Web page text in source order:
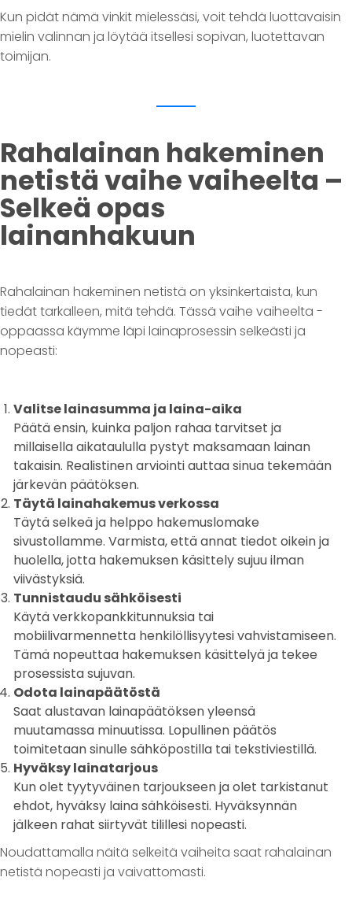
Kun pidät nämä vinkit mielessäsi, voit tehdä luottavaisin
mielin valinnan ja löytää itsellesi sopivan, luotettavan
toimijan.
Rahalainan hakeminen
netistä vaihe vaiheelta –
Selkeä opas
lainanhakuun
Rahalainan hakeminen netistä on yksinkertaista, kun
tiedät tarkalleen, mitä tehdä. Tässä vaihe vaiheelta -
oppaassa käymme läpi lainaprosessin selkeästi ja
nopeasti:
Valitse lainasumma ja laina-aika
Päätä ensin, kuinka paljon rahaa tarvitset ja
millaisella aikataululla pystyt maksamaan lainan
takaisin. Realistinen arviointi auttaa sinua tekemään
järkevän päätöksen.
Täytä lainahakemus verkossa
Täytä selkeä ja helppo hakemuslomake
sivustollamme. Varmista, että annat tiedot oikein ja
huolella, jotta hakemuksen käsittely sujuu ilman
viivästyksiä.
Tunnistaudu sähköisesti
Käytä verkkopankkitunnuksia tai
mobiilivarmennetta henkilöllisyytesi vahvistamiseen.
Tämä nopeuttaa hakemuksen käsittelyä ja tekee
prosessista sujuvan.
Odota lainapäätöstä
Saat alustavan lainapäätöksen yleensä
muutamassa minuutissa. Lopullinen päätös
toimitetaan sinulle sähköpostilla tai tekstiviestillä.
Hyväksy lainatarjous
Kun olet tyytyväinen tarjoukseen ja olet tarkistanut
ehdot, hyväksy laina sähköisesti. Hyväksynnän
jälkeen rahat siirtyvät tilillesi nopeasti.
Noudattamalla näitä selkeitä vaiheita saat rahalainan
netistä nopeasti ja vaivattomasti.